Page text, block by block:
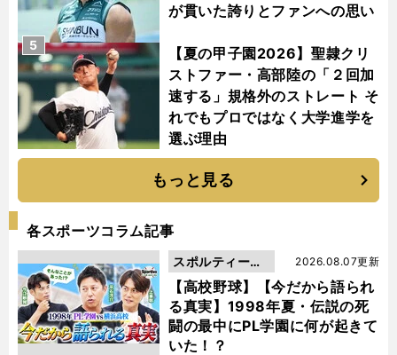
が貫いた誇りとファンへの思い
【夏の甲子園2026】聖隷クリ
ストファー・高部陸の「２回加
速する」規格外のストレート そ
れでもプロではなく大学進学を
選ぶ理由
5
もっと見る
各スポーツコラム記事
【高校野球】【今だから語られ
る真実】1998年夏・伝説の死
闘の最中にPL学園に何が起きて
いた！？
2026.08.07更新
スポルティーバ
動画